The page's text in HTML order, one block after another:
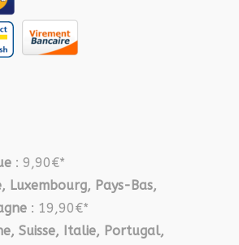
: 9,90€*
Luxembourg, Pays-Bas,
: 19,90€*
Suisse, Italie, Portugal,